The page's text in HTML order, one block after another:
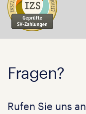
Fragen?
Rufen Sie uns an